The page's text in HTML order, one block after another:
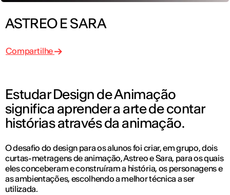
ASTREO E SARA
Compartilhe
Estudar Design de Animação
significa aprender a arte de contar
histórias através da animação.
O desafio do design para os alunos foi criar, em grupo, dois
curtas-metragens de animação, Astreo e Sara, para os quais
eles conceberam e construíram a história, os personagens e
as ambientações, escolhendo a melhor técnica a ser
utilizada.